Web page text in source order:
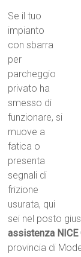
Se il tuo
impianto
con sbarra
per
parcheggio
privato ha
smesso di
funzionare, si
muove a
fatica o
presenta
segnali di
frizione
usurata, qui
sei nel posto
assistenza NICE
provincia di